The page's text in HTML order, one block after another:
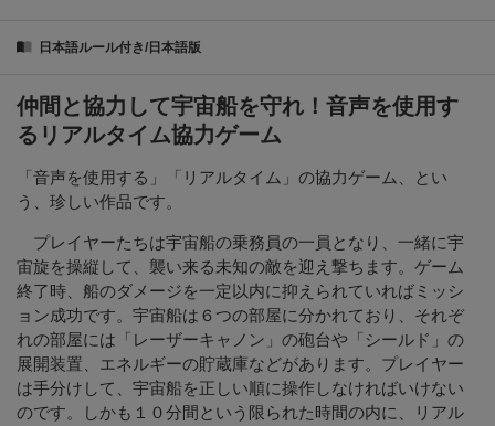
日本語ルール付き/日本語版
仲間と協力して宇宙船を守れ！音声を使用す
るリアルタイム協力ゲーム
「音声を使用する」「リアルタイム」の協力ゲーム、とい
う、珍しい作品です。
プレイヤーたちは宇宙船の乗務員の一員となり、一緒に宇
宙旋を操縦して、襲い来る未知の敵を迎え撃ちます。ゲーム
終了時、船のダメージを一定以内に抑えられていればミッシ
ョン成功です。宇宙船は６つの部屋に分かれており、それぞ
れの部屋には「レーザーキャノン」の砲台や「シールド」の
展開装置、エネルギーの貯蔵庫などがあります。プレイヤー
は手分けして、宇宙船を正しい順に操作しなければいけない
のです。しかも１０分間という限られた時間の内に、リアル